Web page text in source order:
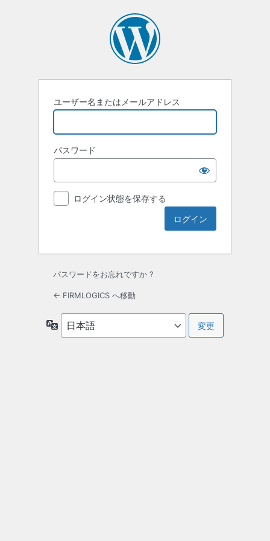
ユーザー名またはメールアドレス
パスワード
ログイン状態を保存する
パスワードをお忘れですか ?
← FIRMLOGICS へ移動
語